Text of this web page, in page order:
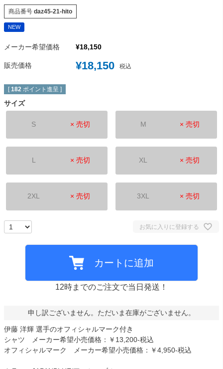
商品番号 daz45-21-hito
NEW
メーカー希望価格 ¥18,150
販売価格 ¥18,150 税込
[ 182 ポイント進呈 ]
サイズ
S × 売切 M × 売切
L × 売切 XL × 売切
2XL × 売切 3XL × 売切
お気に入りに登録する
カートに追加
12時までのご注文で当日発送！
申し訳ございません。ただいま在庫がございません。
伊藤 洋輝 選手のオフィシャルマーク付き
シャツ メーカー希望小売価格：￥13,200-税込
オフィシャルマーク メーカー希望小売価格：￥4,950-税込